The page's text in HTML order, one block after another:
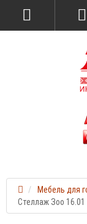
Мебель для
Стеллаж Зоо 16.01